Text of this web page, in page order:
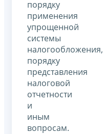
порядку
применения
упрощенной
системы
налогообложения,
порядку
представления
налоговой
отчетности
и
иным
вопросам.